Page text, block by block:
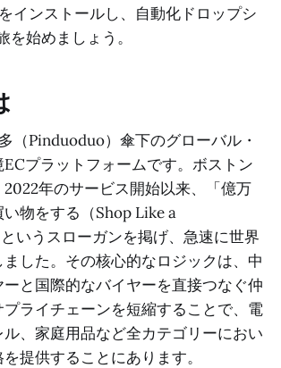
をインストールし、自動化ドロップシ
を始めましょう。
（Pinduoduo）傘下のグローバル・
プラットフォームです。ボストン
年のサービス開始以来、「億万
物をする（Shop Like a
いうスローガンを掲げ、急速に世界
した。その核心的なロジックは、中
と国際的なバイヤーを直接つなぐ仲
ライチェーンを短縮することで、電
、家庭用品など全カテゴリーにおい
提供することにあります。